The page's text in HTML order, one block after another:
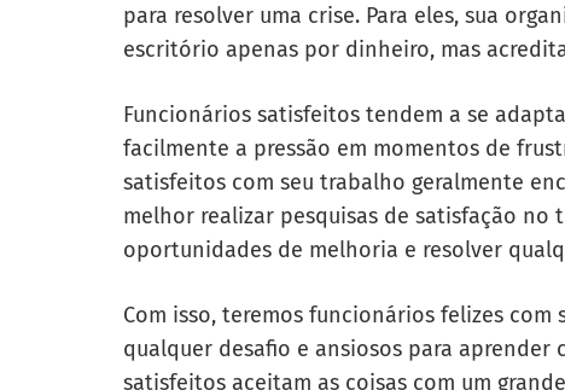
para resolver uma crise. Para eles, sua
escritório apenas por dinheiro, mas
Funcionários satisfeitos tendem a se
facilmente a pressão em momentos de
satisfeitos com seu trabalho geralmente
melhor realizar pesquisas de satisfação
oportunidades de melhoria e resolver
Com isso, teremos funcionários felizes
qualquer desafio e ansiosos para aprender
satisfeitos aceitam as coisas com um